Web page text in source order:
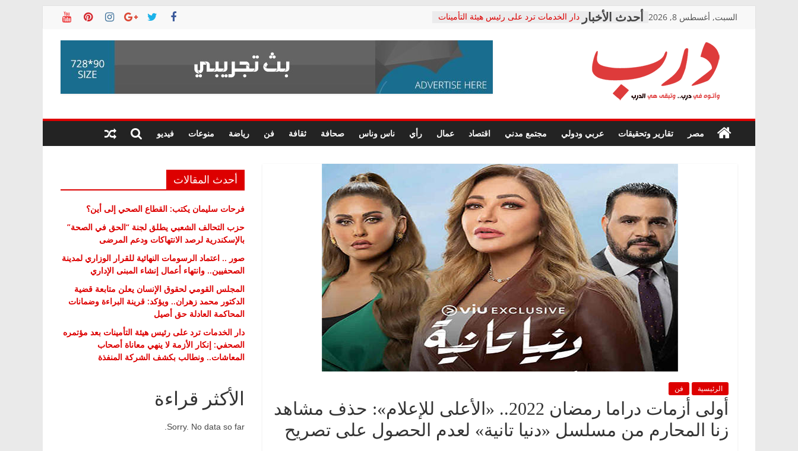
السبت, أغسطس 8, 2026
دار الخدمات ترد على رئيس هيئة التأمينات
معاناة أصحاب المعاشات.. ونطالب بكشف
فرحات سليمان يكتب: القطاع الصحي إلى
حزب التحالف الشعبي يطلق لجنة “الحق
صور .. اعتماد الرسومات النهائية للقرار
الوزاري لمدينة الصحفيين.. وانتهاء أعمال
إنشاء المبنى الإداري
متابعة قضية الدكتور محمد زهران.. ويؤكد:
قرينة البراءة وضمانات المحاكمة العادلة
حق أصيل
درب
في
درب..
مصر تقارير وتحقيقات عربي ودولي مجتمع مدني اقتصاد عمال رأي ناس وناس صحافة ثقافة فن رياضة منوعات فيديو
الرئيسية فن
أولى أزمات دراما رمضان 2022.. «الأعلى للإعلام»: حذف مشاهد
زنا المحارم من مسلسل «دنيا تانية» لعدم الحصول على تصريح
أحدث المقالات
فرحات سليمان يكتب: القطاع الصحي إلى أين؟
حزب التحالف الشعبي يطلق لجنة “الحق في الصحة”
بالإسكندرية لرصد الانتهاكات ودعم المرضى
صور .. اعتماد الرسومات النهائية للقرار الوزاري لمدينة
الصحفيين.. وانتهاء أعمال إنشاء المبنى الإداري
المجلس القومي لحقوق الإنسان يعلن متابعة قضية
الدكتور محمد زهران.. ويؤكد: قرينة البراءة وضمانات
المحاكمة العادلة حق أصيل
دار الخدمات ترد على رئيس هيئة التأمينات بعد مؤتمره
الصحفي: إنكار الأزمة لا ينهي معاناة أصحاب
المعاشات.. ونطالب بكشف الشركة المنفذة
الأكثر قراءة
Sorry. No data so far.